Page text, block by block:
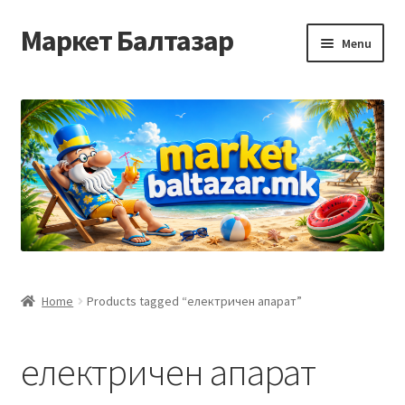
Skip
to
Skip
to
Маркет Балтазар Menu
Checkout
Homepage
Privacy Policy
Корисничка подршка
Home Products tagged “електричен апарат”
електричен апарат